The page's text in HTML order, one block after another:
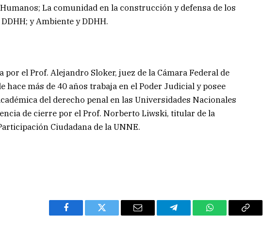
La comunidad en la construcción y defensa de los
y Ambiente y DDHH.
el Prof. Alejandro Sloker, juez de la Cámara Federal de
hace más de 40 años trabaja en el Poder Judicial y posee
del derecho penal en las Universidades Nacionales
de cierre por el Prof. Norberto Liwski, titular de la
Ciudadana de la UNNE.
Facebook Twitter Email Telegram WhatsAppCopy